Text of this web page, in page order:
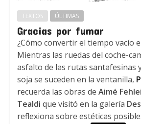
TEXTOS ÚLTIMAS
Gracias por fumar
¿Cómo convertir el tiempo vacío
Mientras las ruedas del coche-
asfalto de las rutas santafesinas
soja se suceden en la ventanilla,
recuerda las obras de Aimé
Tealdi que visitó en la galería
reflexiona sobre estéticas